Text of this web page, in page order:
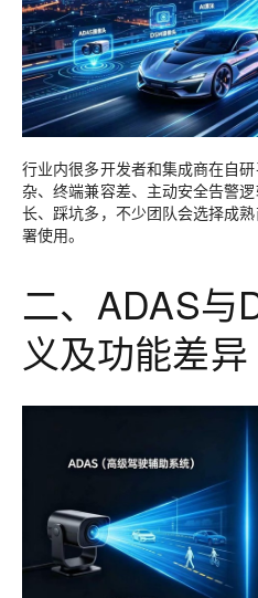
行业内很多开发者和集成商在自
杂、终端兼容差、主动安全告警
长、踩坑多，不少团队会选择成
署使用。
二、ADAS与
义及功能差异